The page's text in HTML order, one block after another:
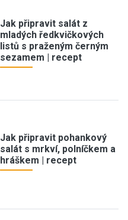
Jak připravit salát z
mladých ředkvičkových
listů s praženým černým
sezamem | recept
Jak připravit pohankový
salát s mrkví, polníčkem a
hráškem | recept